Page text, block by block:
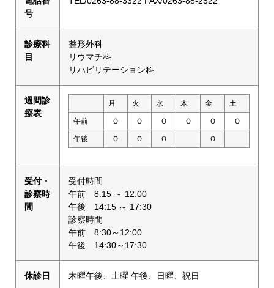
号
診療科
目
整形外科
リウマチ科
リハビリテーション科
週間診
療表
月 火 水 木 金 土
午前 Ｏ Ｏ Ｏ Ｏ Ｏ Ｏ
午後 Ｏ Ｏ Ｏ Ｏ
受付・
診察時
間
受付時間
午前 8:15 ～ 12:00
午後 14:15 ～ 17:30
診察時間
午前 8:30～12:00
午後 14:30～17:30
休診日 木曜午後、土曜 午後、日曜、祝日